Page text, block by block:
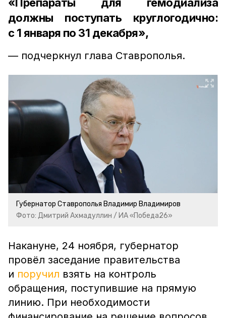
должны поступать круглогодично:
с 1 января по 31 декабря»,
— подчеркнул глава Ставрополья.
Губернатор Ставрополья Владимир Владимиров
Фото: Дмитрий Ахмадуллин / ИА «Победа26»
Накануне, 24 ноября, губернатор
провёл заседание правительства
и поручил взять на контроль
обращения, поступившие на прямую
линию. При необходимости